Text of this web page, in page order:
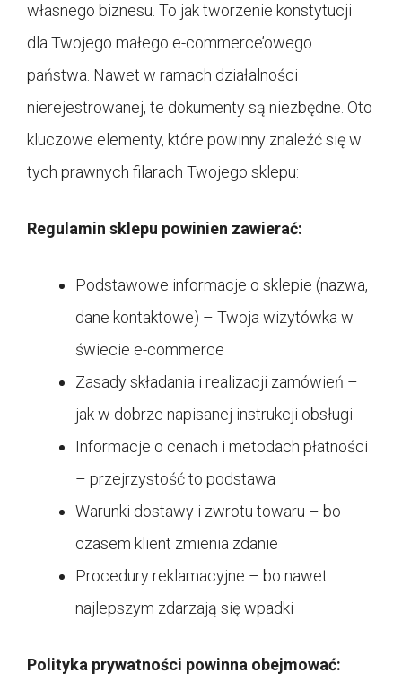
własnego biznesu. To jak tworzenie konstytucji
dla Twojego małego e-commerce’owego
państwa. Nawet w ramach działalności
nierejestrowanej, te dokumenty są niezbędne. Oto
kluczowe elementy, które powinny znaleźć się w
tych prawnych filarach Twojego sklepu:
Regulamin sklepu powinien zawierać:
Podstawowe informacje o sklepie (nazwa,
dane kontaktowe) – Twoja wizytówka w
świecie e-commerce
Zasady składania i realizacji zamówień –
jak w dobrze napisanej instrukcji obsługi
Informacje o cenach i metodach płatności
– przejrzystość to podstawa
Warunki dostawy i zwrotu towaru – bo
czasem klient zmienia zdanie
Procedury reklamacyjne – bo nawet
najlepszym zdarzają się wpadki
Polityka prywatności powinna obejmować: